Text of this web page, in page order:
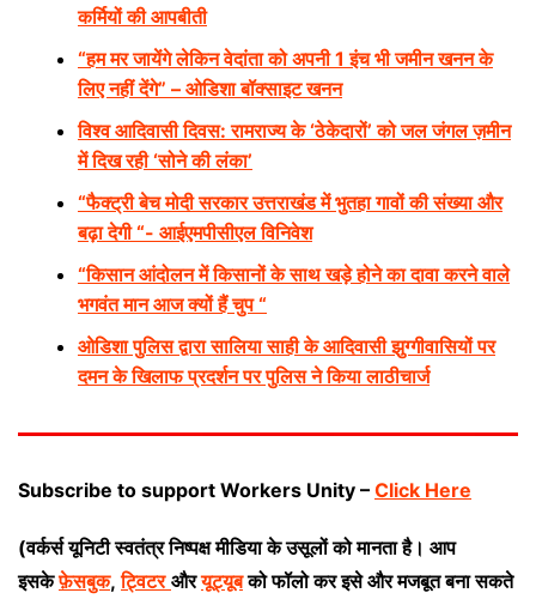
कर्मियों की आपबीती
“हम मर जायेंगे लेकिन वेदांता को अपनी 1 इंच भी जमीन खनन के
लिए नहीं देंगे” – ओडिशा बॉक्साइट खनन
विश्व आदिवासी दिवस: रामराज्य के ‘ठेकेदारों’ को जल जंगल ज़मीन
में दिख रही ‘सोने की लंका’
“फैक्ट्री बेच मोदी सरकार उत्तराखंड में भुतहा गावों की संख्या और
बढ़ा देगी “- आईएमपीसीएल विनिवेश
“किसान आंदोलन में किसानों के साथ खड़े होने का दावा करने वाले
भगवंत मान आज क्यों हैं चुप “
ओडिशा पुलिस द्वारा सालिया साही के आदिवासी झुग्गीवासियों पर
दमन के खिलाफ प्रदर्शन पर पुलिस ने किया लाठीचार्ज
Subscribe to support Workers Unity – Click Here
(वर्कर्स यूनिटी स्वतंत्र निष्पक्ष मीडिया के उसूलों को मानता है। आप
इसकेफ़ेसबुक,ट्विटर औरयूट्यूब को फॉलो कर इसे और मजबूत बना सकते